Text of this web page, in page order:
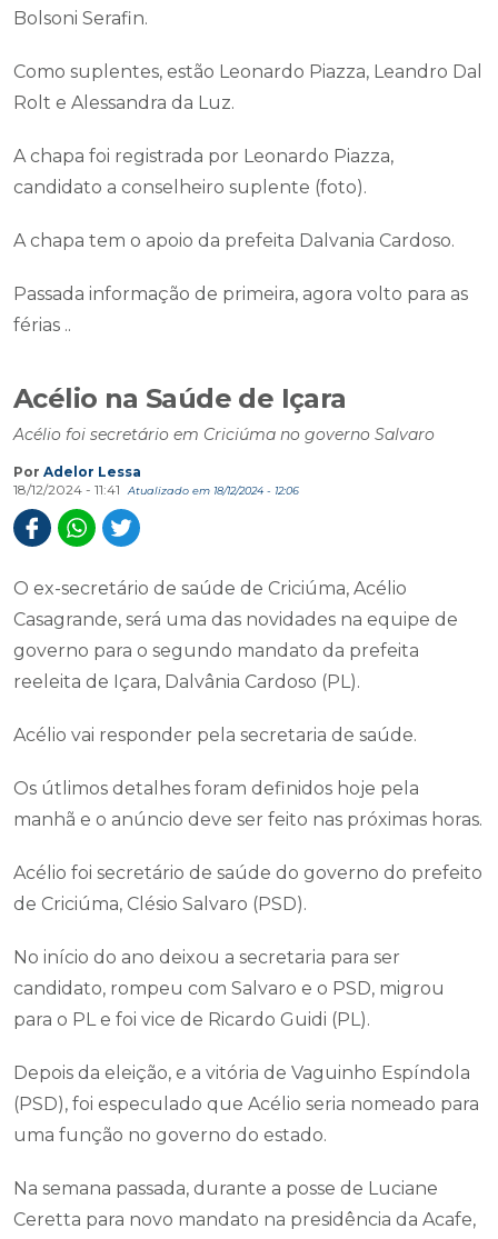
Bolsoni Serafin.
Como suplentes, estão Leonardo Piazza, Leandro Dal
Rolt e Alessandra da Luz.
A chapa foi registrada por Leonardo Piazza,
candidato a conselheiro suplente (foto).
A chapa tem o apoio da prefeita Dalvania Cardoso.
Passada informação de primeira, agora volto para as
férias ..
Acélio na Saúde de Içara
Acélio foi secretário em Criciúma no governo Salvaro
Por Adelor Lessa
18/12/2024 - 11:41
Atualizado em 18/12/2024 - 12:06
O ex-secretário de saúde de Criciúma, Acélio
Casagrande, será uma das novidades na equipe de
governo para o segundo mandato da prefeita
reeleita de Içara, Dalvânia Cardoso (PL).
Acélio vai responder pela secretaria de saúde.
Os útlimos detalhes foram definidos hoje pela
manhã e o anúncio deve ser feito nas próximas horas.
Acélio foi secretário de saúde do governo do prefeito
de Criciúma, Clésio Salvaro (PSD).
No início do ano deixou a secretaria para ser
candidato, rompeu com Salvaro e o PSD, migrou
para o PL e foi vice de Ricardo Guidi (PL).
Depois da eleição, e a vitória de Vaguinho Espíndola
(PSD), foi especulado que Acélio seria nomeado para
uma função no governo do estado.
Na semana passada, durante a posse de Luciane
Ceretta para novo mandato na presidência da Acafe,